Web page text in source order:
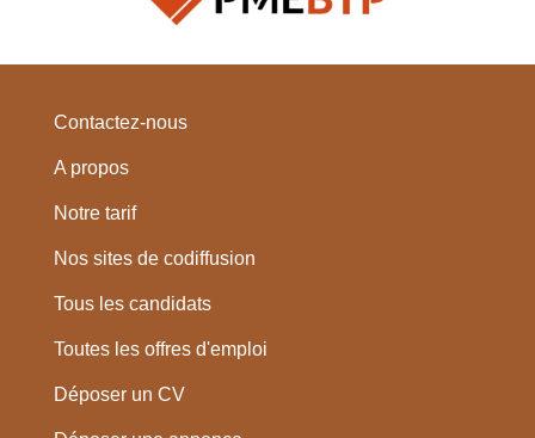
Contactez-nous
A propos
Notre tarif
Nos sites de codiffusion
Tous les candidats
Toutes les offres d'emploi
Déposer un CV